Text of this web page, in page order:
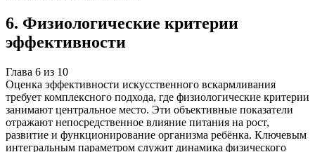
6. Физиологические критерии
эффективности
Глава 6 из 10
Оценка эффективности искусственного вскармливания
требует комплексного подхода, где физиологические критерии
занимают центральное место. Эти объективные показатели
отражают непосредственное влияние питания на рост,
развитие и функционирование организма ребёнка. Ключевым
интегральным параметром служит динамика физического